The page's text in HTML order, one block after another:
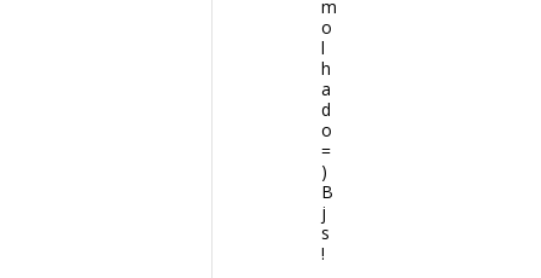
m
o
l
h
a
d
o
=
)
B
j
s
!